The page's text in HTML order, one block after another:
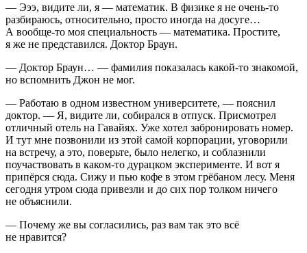
— Эээ, видите ли, я — математик. В физике я не очень-то
разбираюсь, относительно, просто иногда на досуге…
А вообще-то моя специальность — математика. Простите,
я же не представился. Доктор Браун.
— Доктор Браун… — фамилия показалась какой-то знакомой,
но вспомнить Джон не мог.
— Работаю в одном известном университете, — пояснил
доктор. — Я, видите ли, собирался в отпуск. Присмотрел
отличный отель на Гавайях. Уже хотел забронировать номер.
И тут мне позвонили из этой самой корпорации, уговорили
на встречу, а это, поверьте, было нелегко, и соблазнили
поучаствовать в каком-то дурацком эксперименте. И вот я
припёрся сюда. Сижу и пью кофе в этом грёбаном лесу. Меня
сегодня утром сюда привезли и до сих пор толком ничего
не объяснили.
— Почему же вы согласились, раз вам так это всё
не нравится?